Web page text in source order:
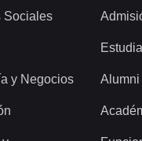
Sociales
y Negocios Alumni